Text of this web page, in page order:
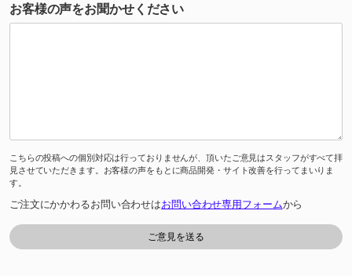
お客様の声をお聞かせください
こちらの投稿への個別対応は行っておりませんが、頂いたご意見はスタッフがすべて拝
見させていただきます。お客様の声をもとに商品開発・サイト改善を行ってまいりま
す。
ご注文にかかわるお問い合わせはお問い合わせ専用フォームから